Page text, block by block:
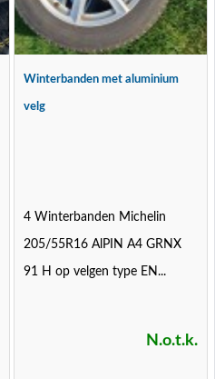
Winterbanden met aluminium
velg
4 Winterbanden Michelin
205/55R16 AlPIN A4 GRNX
91 H op velgen type EN...
N.o.t.k.